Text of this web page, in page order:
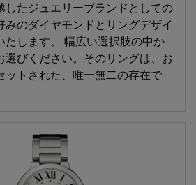
したジュエリーブランドとしての
みのダイヤモンドとリングデザイ
たします。 幅広い選択肢の中か
選びください。そのリングは、お
ットされた、唯一無二の存在で